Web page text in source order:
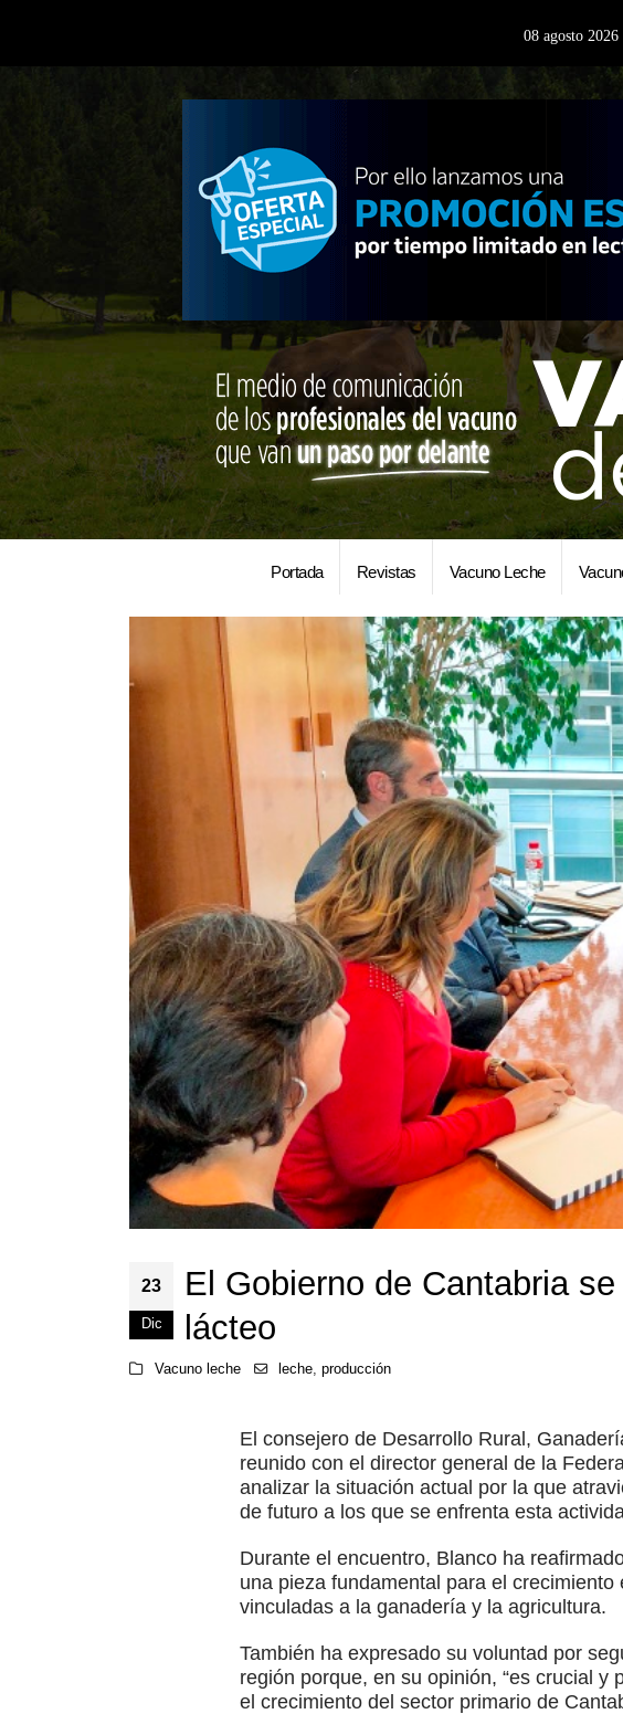
08 agosto 2026
Portada Revistas Vacuno Leche
23
Dic
El Gobierno de Cantabria
lácteo
Vacuno leche leche ,producción
El consejero de Desarrollo Rural,
reunido con el director general de la
analizar la situación actual por la que
de futuro a los que se enfrenta esta
Durante el encuentro, Blanco ha
una pieza fundamental para el
vinculadas a la ganadería y la agricultura.
También ha expresado su voluntad por
región porque, en su opinión, “es crucial
el crecimiento del sector primario de